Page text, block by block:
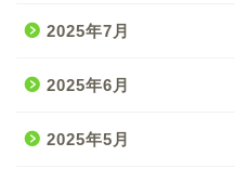
2025年7月
2025年6月
2025年5月